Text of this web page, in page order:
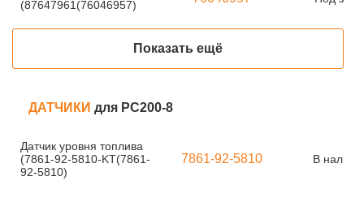
(87647961(76046957)
Показать ещё
ДАТЧИКИ для PC200-8
Датчик уровня топлива
(7861-92-5810-KT(7861-
92-5810)
7861-92-5810 В